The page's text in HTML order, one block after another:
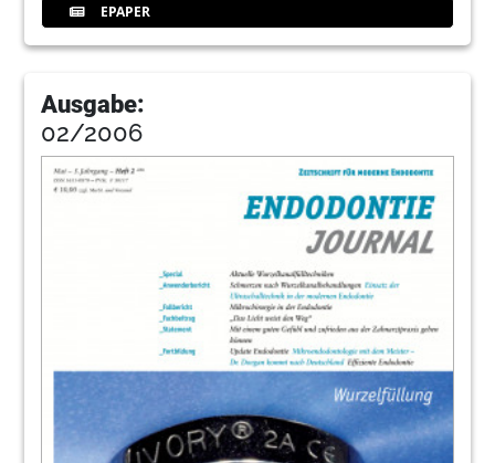
EPAPER
Ausgabe:
02/2006